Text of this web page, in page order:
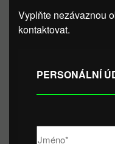
Vyplňte nezávaznou
kontaktovat.
PERSONÁLNÍ